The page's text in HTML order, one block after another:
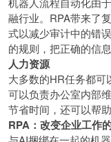
融行业。RPA带来了
式以减少审计中的错
的规则，把正确的信
人力资源
大多数的HR任务都可
可以负责办公室内部
节省时间，还可以帮
RPA ：改变企业工作